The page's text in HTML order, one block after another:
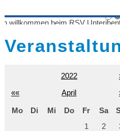
2022
««
April
Mo Di Mi Do Fr Sa
1
2